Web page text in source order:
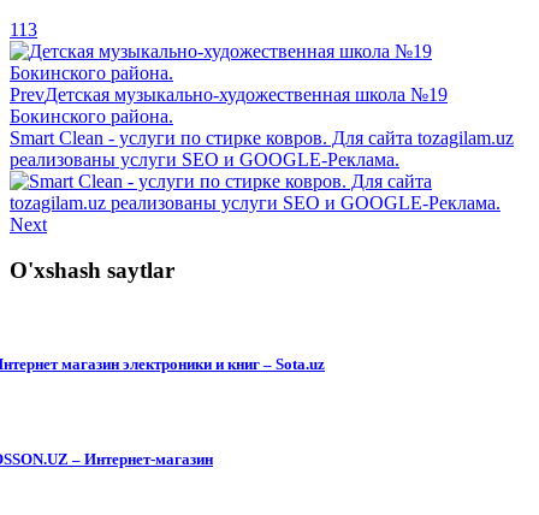
113
PrevДетская музыкально-художественная школа №19
Бокинского района.
Smart Clean - услуги по стирке ковров. Для сайта tozagilam.uz
реализованы услуги SEO и GOOGLE-Реклама.
Next
O'xshash saytlar
магазин электроники и книг – Sota.uz
– Интернет-магазин